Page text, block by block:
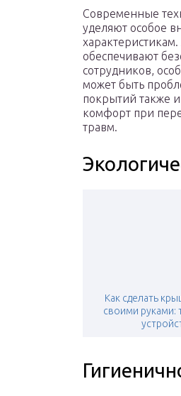
Современные
уделяют особое
обеспечивают
сотрудников,
может быть
покрытий также
комфорт при
травм.
Как сделать
своими руками: